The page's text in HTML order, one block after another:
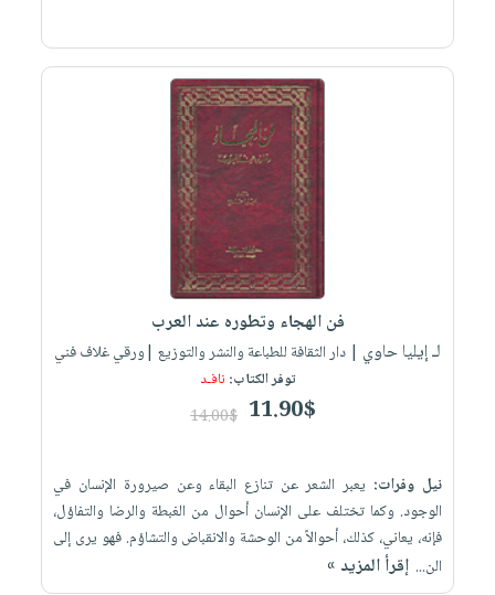
فن الهجاء وتطوره عند العرب
لـ إيليا حاوي | دار الثقافة للطباعة والنشر والتوزيع |ورقي غلاف فني
توفر الكتاب: نافـد
11.90$
14.00$
نيل وفرات: يعبر الشعر عن تنازع البقاء وعن صيرورة الإنسان في
الوجود. وكما تختلف على الإنسان أحوال من الغبطة والرضا والتفاؤل،
فإنه، يعاني، كذلك، أحوالاً من الوحشة والانقباض والتشاؤم. فهو يرى إلى
الن... إقرأ المزيد »